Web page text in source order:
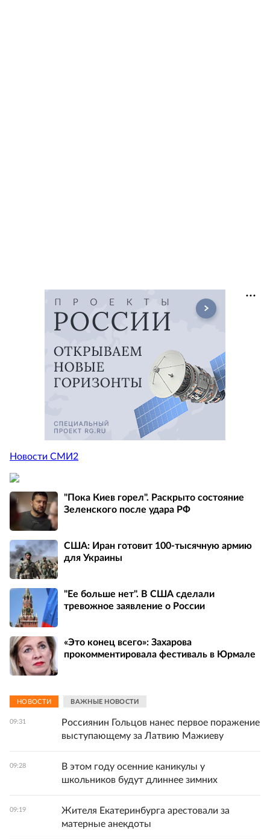
Новости СМИ2
"Пока Киев горел". Раскрыто состояние
Зеленского после удара РФ
США: Иран готовит 100-тысячную армию
для Украины
"Ее больше нет". В США сделали
тревожное заявление о России
«Это конец всего»: Захарова
прокомментировала фестиваль в Юрмале
НОВОСТИ ВАЖНЫЕ НОВОСТИ
09:31
Россиянин Гольцов нанес первое поражение
выступающему за Латвию Мажиеву
09:28
В этом году осенние каникулы у
школьников будут длиннее зимних
09:19
Жителя Екатеринбурга арестовали за
матерные анекдоты